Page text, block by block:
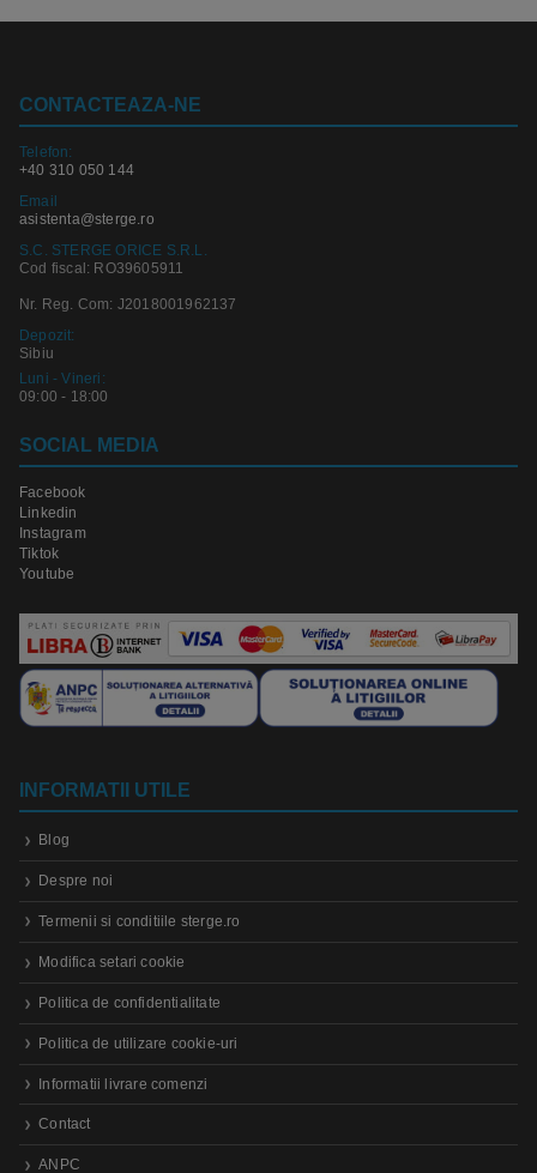
CONTACTEAZA-NE
Telefon:
+40 310 050 144
Email
asistenta@sterge.ro
S.C. STERGE ORICE S.R.L.
Cod fiscal: RO39605911
Nr. Reg. Com: J2018001962137
Depozit:
Sibiu
Luni - Vineri:
09:00 - 18:00
SOCIAL MEDIA
Facebook
Linkedin
Instagram
Tiktok
Youtube
INFORMATII UTILE
Blog
Despre noi
Termenii si conditiile sterge.ro
Modifica setari cookie
Politica de confidentialitate
Politica de utilizare cookie-uri
Informatii livrare comenzi
Contact
ANPC